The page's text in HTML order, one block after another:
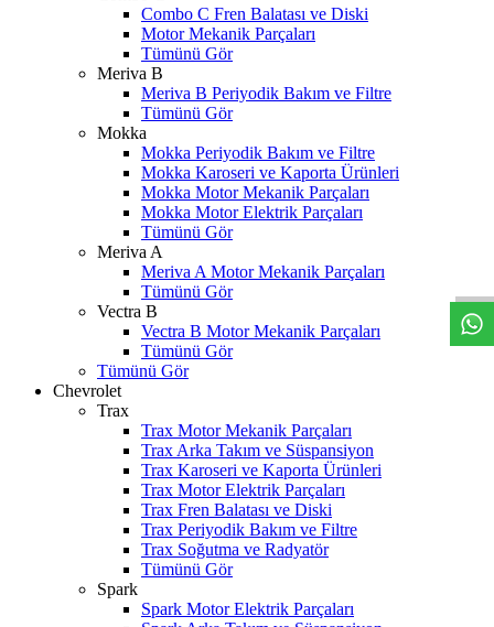
Combo C Fren Balatası ve Diski
Motor Mekanik Parçaları
Tümünü Gör
Meriva B
Meriva B Periyodik Bakım ve Filtre
Tümünü Gör
Mokka
Mokka Periyodik Bakım ve Filtre
Mokka Karoseri ve Kaporta Ürünleri
Mokka Motor Mekanik Parçaları
Mokka Motor Elektrik Parçaları
Tümünü Gör
Meriva A
Meriva A Motor Mekanik Parçaları
Tümünü Gör
Vectra B
Vectra B Motor Mekanik Parçaları
Tümünü Gör
Tümünü Gör
Chevrolet
Trax
Trax Motor Mekanik Parçaları
Trax Arka Takım ve Süspansiyon
Trax Karoseri ve Kaporta Ürünleri
Trax Motor Elektrik Parçaları
Trax Fren Balatası ve Diski
Trax Periyodik Bakım ve Filtre
Trax Soğutma ve Radyatör
Tümünü Gör
Spark
Spark Motor Elektrik Parçaları